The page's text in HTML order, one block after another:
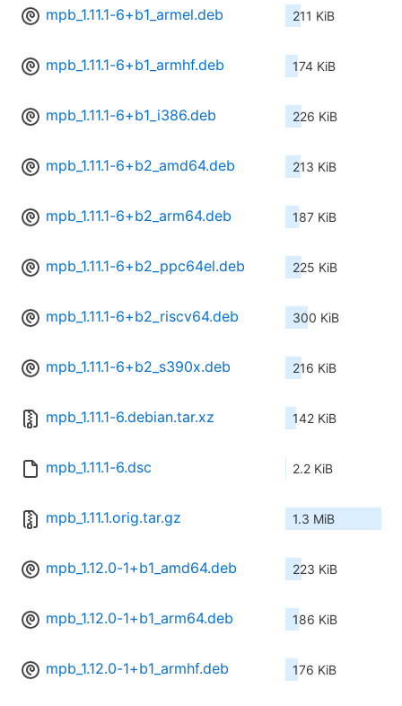
mpb_1.11.1-6+b1_armel.deb 211 KiB
mpb_1.11.1-6+b1_armhf.deb 174 KiB
mpb_1.11.1-6+b1_i386.deb 226 KiB
mpb_1.11.1-6+b2_amd64.deb 213 KiB
mpb_1.11.1-6+b2_arm64.deb 187 KiB
mpb_1.11.1-6+b2_ppc64el.deb 225 KiB
mpb_1.11.1-6+b2_riscv64.deb 300 KiB
mpb_1.11.1-6+b2_s390x.deb 216 KiB
mpb_1.11.1-6.debian.tar.xz 142 KiB
mpb_1.11.1-6.dsc 2.2 KiB
mpb_1.11.1.orig.tar.gz 1.3 MiB
mpb_1.12.0-1+b1_amd64.deb 223 KiB
mpb_1.12.0-1+b1_arm64.deb 186 KiB
mpb_1.12.0-1+b1_armhf.deb 176 KiB